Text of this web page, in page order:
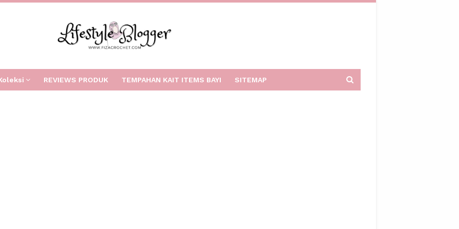
REVIEWS PRODUK TEMPAHAN KAIT ITEMS BAYI SITEMAP